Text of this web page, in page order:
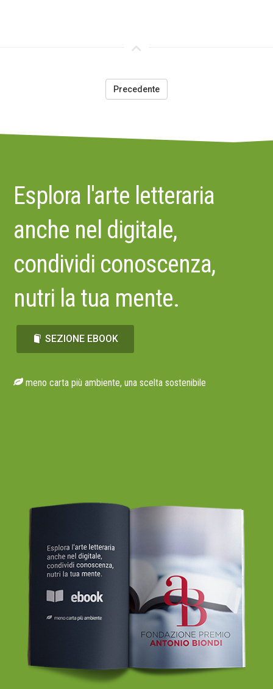
Precedente
Esplora l'arte letteraria
anche nel digitale,
condividi conoscenza,
nutri la tua mente.
SEZIONE EBOOK
meno carta più ambiente, una scelta sostenibile